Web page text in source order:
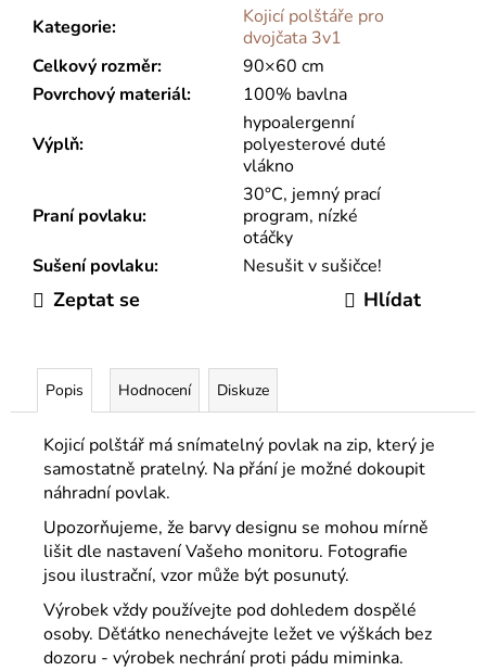
Kategorie:
Kojicí polštáře pro
dvojčata 3v1
Celkový rozměr:
90×60 cm
Povrchový materiál: 100% bavlna
Výplň:
hypoalergenní
polyesterové duté
vlákno
Praní povlaku:
30°C, jemný prací
program, nízké
otáčky
Sušení povlaku: Nesušit v sušičce!
Zeptat se Hlídat
Popis Hodnocení Diskuze
Kojicí polštář má snímatelný povlak na zip, který je
samostatně pratelný. Na přání je možné dokoupit
náhradní povlak.
Upozorňujeme, že barvy designu se mohou mírně
lišit dle nastavení Vašeho monitoru. Fotografie
jsou ilustrační, vzor může být posunutý.
Výrobek vždy používejte pod dohledem dospělé
osoby. Děťátko nenechávejte ležet ve výškách bez
dozoru - výrobek nechrání proti pádu miminka.